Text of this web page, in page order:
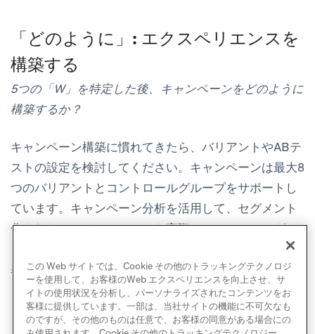
「どのように」: エクスペリエンスを
構築する
5つの「W」を特定した後、キャンペーンをどのように
構築するか？
キャンペーン構築に慣れてきたら、バリアントやABテ
ストの設定を検討してください。キャンペーンは最大8
つのバリアントとコントロールグループをサポートし
ています。キャンペーン分析を活用して、セグメント
化されたオーディエンスから実際のメッセージングコ
ンテンツまで、あらゆる要素を調整しながら、情報に
基づいた判断を行いましょう。
この Web サイトでは、Cookie その他のトラッキングテクノロジ
ーを使用して、お客様のWeb エクスペリエンスを向上させ、サ
イトの使用状況を分析し、パーソナライズされたコンテンツをお
客様に提供しています。一部は、当社サイトの機能に不可欠なも
のですが、その他のものは任意で、お客様の同意がある場合にの